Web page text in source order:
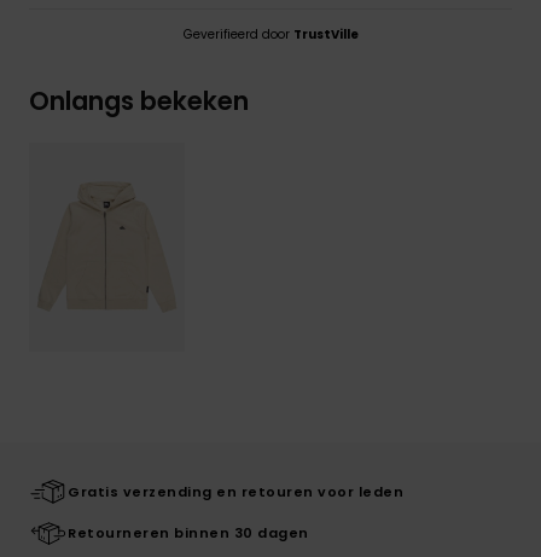
Geverifieerd door TrustVille
Onlangs bekeken
Gratis verzending en retouren voor leden
Retourneren binnen 30 dagen